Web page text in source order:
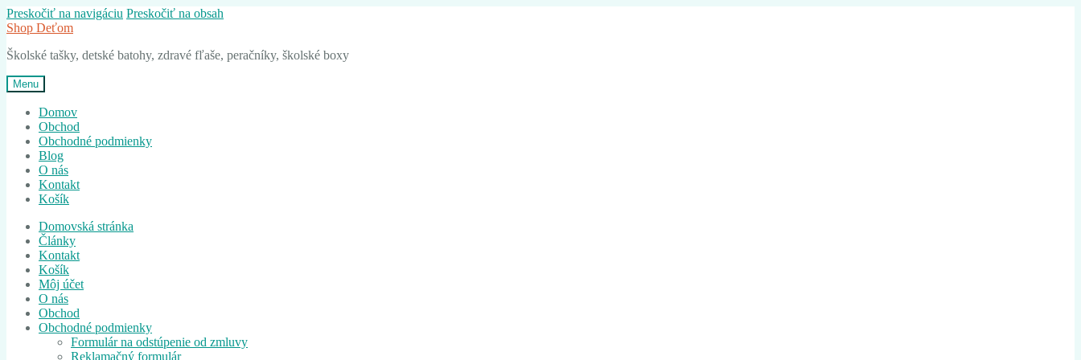
Preskočiť na navigáciu Preskočiť na obsah
Shop Deťom
Školské tašky, detské batohy, zdravé fľaše, peračníky, školské boxy
Menu
Domov
Obchod
Obchodné podmienky
Blog
O nás
Kontakt
Košík
Domovská stránka
Články
Kontakt
Košík
Môj účet
O nás
Obchod
Obchodné podmienky
Formulár na odstúpenie od zmluvy
Reklamačný formulár